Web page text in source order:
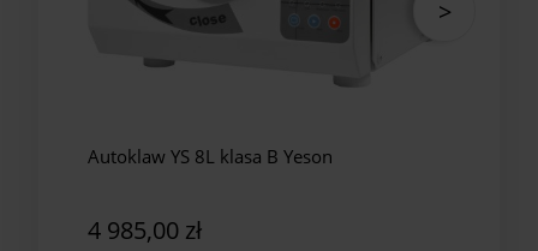
Autoklaw YS 8L klasa B Yeson
4 985,00 zł